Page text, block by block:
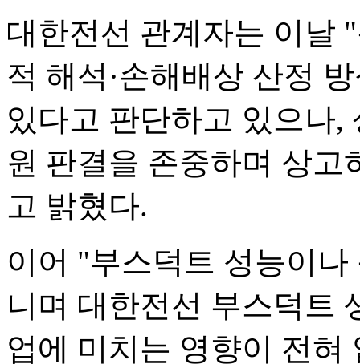
대한전선 관계자는 이날
적 해석·손해배상 산정
있다고 판단하고 있으나,
원 판결을 존중하며 상
고 밝혔다.
이어 "부스덕트 성능이
니며 대한전선 부스덕트
업에 미치는 영향이 전혀